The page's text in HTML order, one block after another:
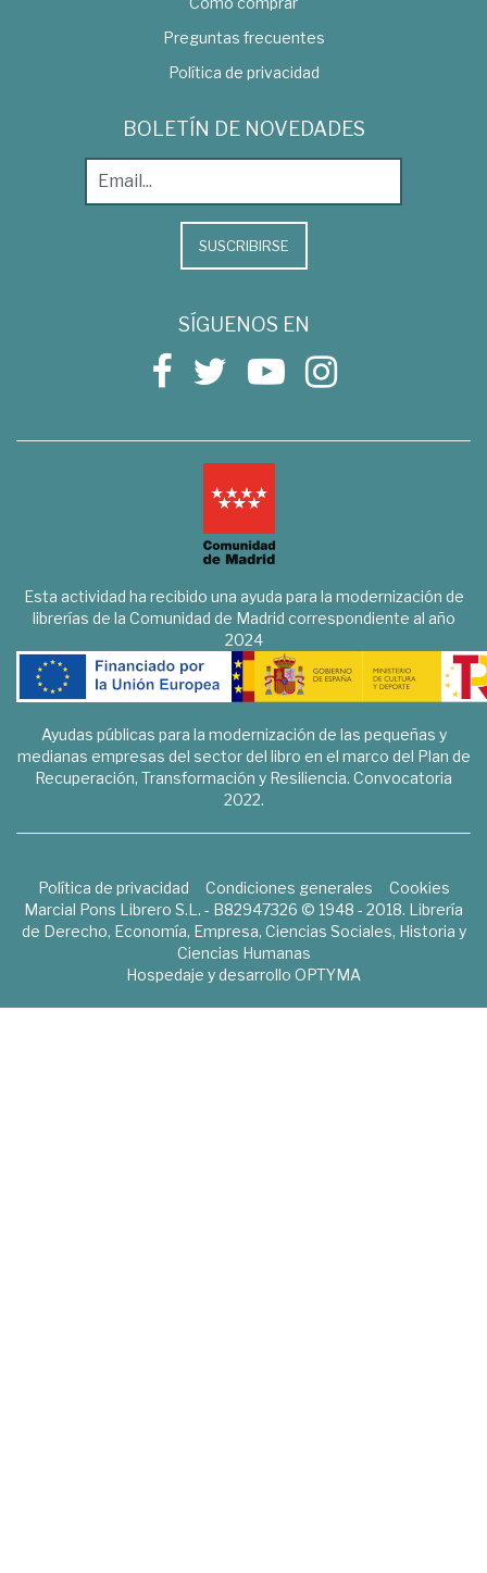
Preguntas frecuentes
Política de privacidad
BOLETÍN DE NOVEDADES
SUSCRIBIRSE
SÍGUENOS EN
Esta actividad ha recibido una ayuda para la modernización de
librerías de la Comunidad de Madrid correspondiente al año
2024
Ayudas públicas para la modernización de las pequeñas y
medianas empresas del sector del libro en el marco del Plan de
Recuperación, Transformación y Resiliencia. Convocatoria
2022.
Política de privacidad Condiciones generales
Cookies
Marcial Pons Librero S.L. - B82947326 © 1948 - 2018. Librería
de Derecho, Economía, Empresa, Ciencias Sociales, Historia y
Ciencias Humanas
Hospedaje y desarrollo OPTYMA